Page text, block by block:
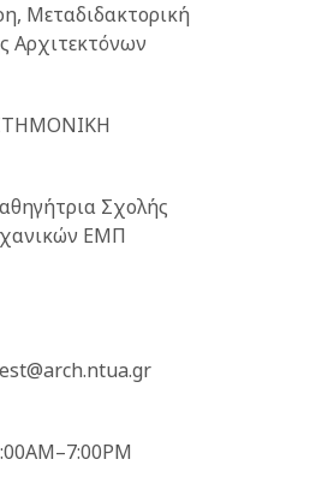
Μεταδιδακτορική
Αρχιτεκτόνων
Σχολής
ΕΜΠ